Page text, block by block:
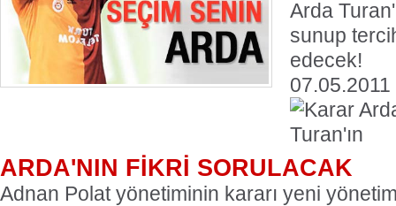
Arda
sunup
edecek!
07.05.2011
ARDA'NIN FİKRİ SORULACAK
Adnan Polat yönetiminin kararı yeni